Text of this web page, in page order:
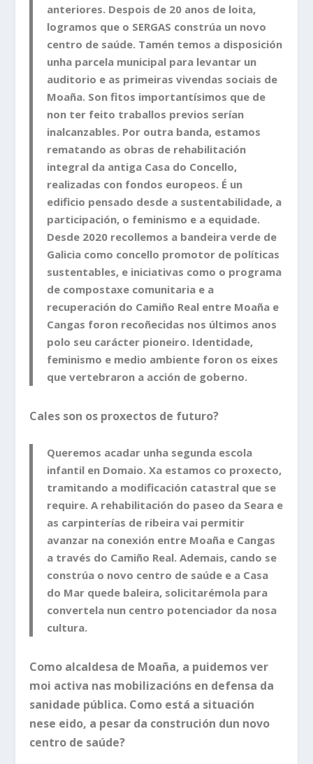
anteriores. Despois de 20 anos de loita,
logramos que o SERGAS constrúa un novo
centro de saúde. Tamén temos a disposición
unha parcela municipal para levantar un
auditorio e as primeiras vivendas sociais de
Moaña. Son fitos importantísimos que de
non ter feito traballos previos serían
inalcanzables. Por outra banda, estamos
rematando as obras de rehabilitación
integral da antiga Casa do Concello,
realizadas con fondos europeos. É un
edificio pensado desde a sustentabilidade, a
participación, o feminismo e a equidade.
Desde 2020 recollemos a bandeira verde de
Galicia como concello promotor de políticas
sustentables, e iniciativas como o programa
de compostaxe comunitaria e a
recuperación do Camiño Real entre Moaña e
Cangas foron recoñecidas nos últimos anos
polo seu carácter pioneiro. Identidade,
feminismo e medio ambiente foron os eixes
que vertebraron a acción de goberno.
Cales son os proxectos de futuro?
Queremos acadar unha segunda escola
infantil en Domaio. Xa estamos co proxecto,
tramitando a modificación catastral que se
require. A rehabilitación do paseo da Seara e
as carpinterías de ribeira vai permitir
avanzar na conexión entre Moaña e Cangas
a través do Camiño Real. Ademais, cando se
constrúa o novo centro de saúde e a Casa
do Mar quede baleira, solicitarémola para
convertela nun centro potenciador da nosa
cultura.
Como alcaldesa de Moaña, a puidemos ver
moi activa nas mobilizacións en defensa da
sanidade pública. Como está a situación
nese eido, a pesar da construción dun novo
centro de saúde?